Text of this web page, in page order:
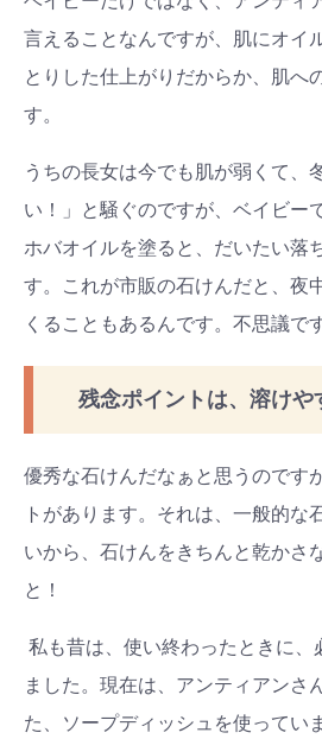
言えることなんですが、肌にオイ
とりした仕上がりだからか、肌へ
す。
うちの長女は今でも肌が弱くて、
い！」と騒ぐのですが、ベイビー
ホバオイルを塗ると、だいたい落
す。これが市販の石けんだと、夜
くることもあるんです。不思議で
残念ポイントは、溶けや
優秀な石けんだなぁと思うのです
トがあります。それは、一般的な
いから、石けんをきちんと乾かさ
と！
私も昔は、使い終わったときに、
ました。現在は、アンティアンさ
た、ソープディッシュを使ってい